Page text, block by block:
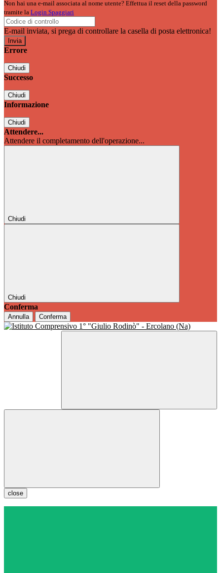
Non hai una e-mail associata al nome utente? Effettua il reset della password
tramite la Login Spaggiari
E-mail inviata, si prega di controllare la casella di posta elettronica!
Errore
Chiudi
Successo
Chiudi
Informazione
Chiudi
Attendere...
Attendere il completamento dell'operazione...
Chiudi
Chiudi
Conferma
Annulla Conferma
close